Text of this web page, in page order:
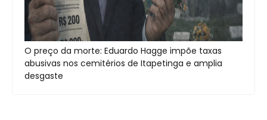
O preço da morte: Eduardo Hagge impõe taxas
abusivas nos cemitérios de Itapetinga e amplia
desgaste